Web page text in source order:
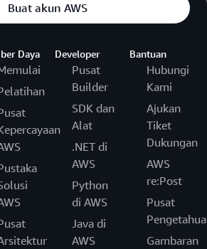
Buat akun AWS
Daya Developer
Pusat
Builder
SDK dan
Alat
.NET di
AWS
Python
di AWS
Java di
AWS
Bantuan
Hubungi
Kami
Ajukan
Tiket
Dukungan
AWS
re:Post
Pusat
Gambaran